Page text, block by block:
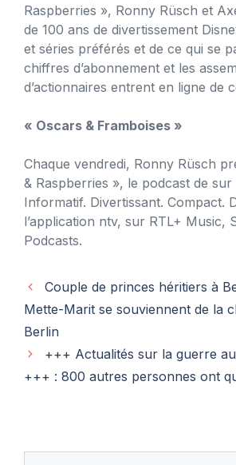
Raspberries », Ronny Rüsch et
de 100 ans de divertissement
et séries préférés et de ce qui se
chiffres d’abonnement et les
d’actionnaires entrent en ligne de
« Oscars & Framboises »
Chaque vendredi, Ronny Rüsch
& Raspberries », le podcast de sur
Informatif. Divertissant. Compact.
l’application ntv, sur RTL+ Music,
Podcasts.
Couple de princes héritiers à
Mette-Marit se souviennent de la
Berlin
+++ Actualités sur la guerre
+++ : 800 autres personnes ont